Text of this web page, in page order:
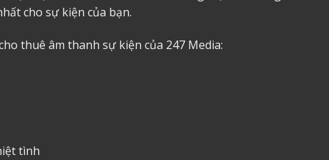
cho sự kiện của bạn.
thuê âm thanh sự kiện của 247 Media:
tình